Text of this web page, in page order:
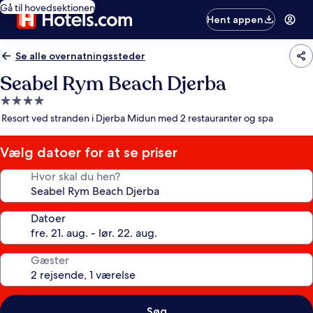
Gå til hovedsektionen
Hent appen
Se alle overnatningssteder
Seabel Rym Beach Djerba
4.0-
stjernet
Resort ved stranden i Djerba Midun med 2 restauranter og spa
Vælg datoer for at se priser
Hvor skal du hen?
Datoer
Gæster